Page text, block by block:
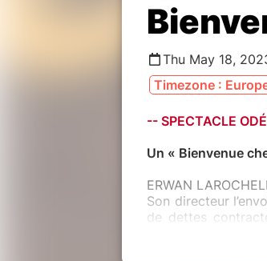
Thu May 18,
Timezone :
-- SPECTACLE
Un « Bienvenue
ERWAN
Son directeur
de dettes
PESTER,